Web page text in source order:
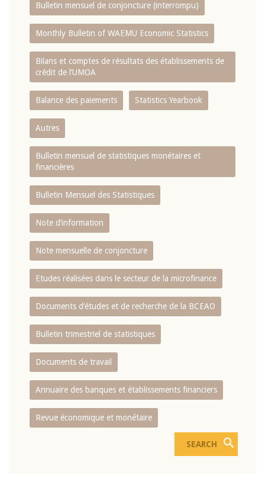
Bulletin mensuel de conjoncture (interrompu)
Monthly Bulletin of WAEMU Economic Statistics
Bilans et comptes de résultats des établissements de
crédit de l‘UMOA
Balance des paiements Statistics Yearbook
Autres
Bulletin mensuel de statistiques monétaires et
financières
Bulletin Mensuel des Statistiques
Note d’information
Note mensuelle de conjoncture
Etudes réalisées dans le secteur de la microfinance
Documents d’études et de recherche de la BCEAO
Bulletin trimestriel de statistiques
Documents de travail
Annuaire des banques et établissements financiers
Revue économique et monétaire